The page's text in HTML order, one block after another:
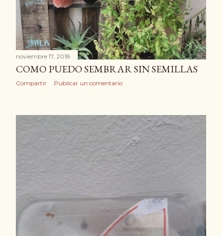
noviembre 17, 2018
COMO PUEDO SEMBRAR SIN SEMILLAS
Compartir Publicar un comentario